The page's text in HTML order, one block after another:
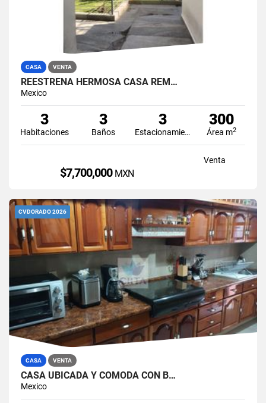
CASA VENTA
REESTRENA HERMOSA CASA REM…
Mexico
3
Habitaciones
3
Baños
3
Estacionamiento
300
Área m2
Venta
$7,700,000 MXN
CVDORADO 2026
CASA VENTA
CASA UBICADA Y CÓMODA CON B…
Mexico